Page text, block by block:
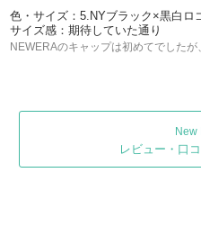
色・サイズ：5.NYブラック×黒白ロ
サイズ感：期待していた通り
NEWERAのキャップは初めてでしたが
New
レビュー・口